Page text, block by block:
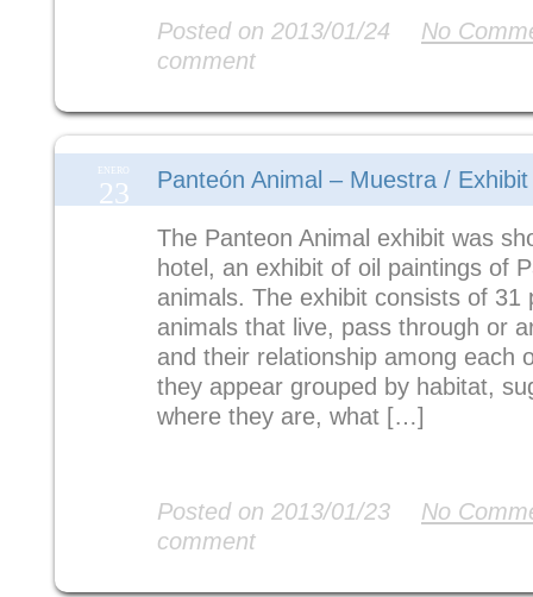
Posted on 2013/01/24
No
comment
ENERO
23 Panteón Animal – Muestra / Exhibit
The Panteon Animal exhibit was
hotel, an exhibit of oil paintings of
animals. The exhibit consists of 31
animals that live, pass through or
and their relationship among each
they appear grouped by habitat,
where they are, what […]
Posted on 2013/01/23
No
comment